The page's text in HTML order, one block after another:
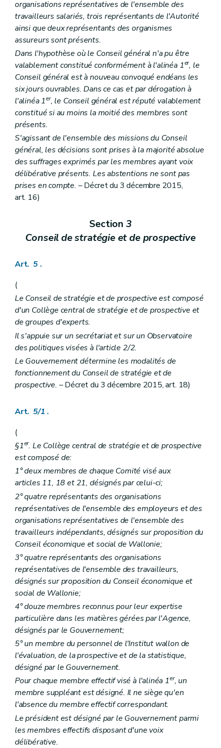
Chapitre II Activités des services
Art. 220
Art. 221
Art. 222
Art. 223
Art. 224
Chapitre III
Agrément
Section 1 re
Conditions d'agrément
Art. 225
Art. 226
Art. 227
Art. 228
Art. 229
Art. 231
Art. 232
Art. 233
Art. 234
Section 2 Procédure d'octroi
Art. 235
Art. 236
Art. 237
Art. 238
Art. 239
Art. 244
Art. 245
Art. 246
Art. 247
Art. 248
Art. 249
Art. 250
Art. 251
Art. 252
Chapitre V Contrôle et sanctions
Section 1re
Contrôle
Section 2 Sanctions
Sous-section 1
Art. 259
Sous-section 2 Sanctions pénales
Art. 260
Livre IV Intégration des personnes handicapées
Titre 1er
Dispositif général
Chapitre I
Principes directeurs
Section 1
Principes généraux
Art. 261
Art. 262
Art. 263
Art. 264
Section 2
Mesures de prévention
Art. 265
Section 3
Art. 266
Section 4
Mesures d'intégration
Art. 267
Art. 268
Art. 269
Art. 270
Chapitre II (Des bénéficiaires, agréments et subventions dans le cadre de la politique d'intégration des personnes handicapées
Section 1re
(...)
Art. 271
Art. 272
Section...
(...)
Art. 273
Art. 274
Section1
Bénéficiaires
Art. 275
organisations représentatives de l'ensemble des
travailleurs salariés, trois représentants de l'Autorité
ainsi que deux représentants des organismes
assureurs sont présents.
Dans l'hypothèse où le Conseil général n'a pu être
valablement constitué conformément à l'alinéa 1er, le
Conseil général est à nouveau convoqué endéans les
six jours ouvrables. Dans ce cas et par dérogation à
l'alinéa 1er, le Conseil général est réputé valablement
constitué si au moins la moitié des membres sont
présents.
S'agissant de l'ensemble des missions du Conseil
général, les décisions sont prises à la majorité absolue
des suffrages exprimés par les membres ayant voix
délibérative présents. Les abstentions ne sont pas
prises en compte. – Décret du 3 décembre 2015,
art. 16)
Section 3
Conseil de stratégie et de prospective
Art. 5.
(
Le Conseil de stratégie et de prospective est composé
d'un Collège central de stratégie et de prospective et
de groupes d'experts.
Il s'appuie sur un secrétariat et sur un Observatoire
des politiques visées à l'article 2/2.
Le Gouvernement détermine les modalités de
fonctionnement du Conseil de stratégie et de
prospective. – Décret du 3 décembre 2015, art. 18)
Art. 5/1 .
(
§1er. Le Collège central de stratégie et de prospective
est composé de:
1° deux membres de chaque Comité visé aux
articles 11, 18 et 21, désignés par celui-ci;
2° quatre représentants des organisations
représentatives de l'ensemble des employeurs et des
organisations représentatives de l'ensemble des
travailleurs indépendants, désignés sur proposition du
Conseil économique et social de Wallonie;
3° quatre représentants des organisations
représentatives de l'ensemble des travailleurs,
désignés sur proposition du Conseil économique et
social de Wallonie;
4° douze membres reconnus pour leur expertise
particulière dans les matières gérées par l'Agence,
désignés par le Gouvernement;
5° un membre du personnel de l'Institut wallon de
l'évaluation, de la prospective et de la statistique,
désigné par le Gouvernement.
Pour chaque membre effectif visé à l'alinéa 1er, un
membre suppléant est désigné. Il ne siège qu'en
l'absence du membre effectif correspondant.
Le président est désigné par le Gouvernement parmi
les membres effectifs disposant d'une voix
délibérative.